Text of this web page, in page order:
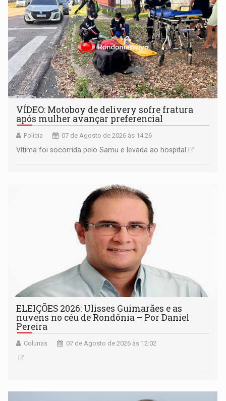
VÍDEO: Motoboy de delivery sofre fratura
após mulher avançar preferencial
Polícia 07 de Agosto de 2026 às 14:26
Vítima foi socorrida pelo Samu e levada ao hospital
ELEIÇÕES 2026: Ulisses Guimarães e as
nuvens no céu de Rondônia – Por Daniel
Pereira
Colunas 07 de Agosto de 2026 às 12:02